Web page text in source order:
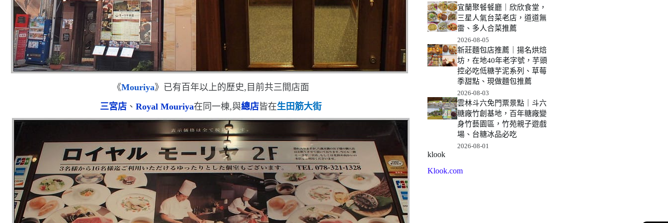
《Mouriya》已有百年以上的歷史,目前共三間店面
三宮店 、Royal Mouriya在同一棟,與總店皆在生田筋大街
宜蘭聚餐餐廳｜欣欣食堂，
三星人氣台菜老店，道道無
雷、多人合菜推薦
2026-08-05
新莊麵包店推薦｜揚名烘焙
坊，在地40年老字號，芋頭
控必吃低糖芋泥系列、草莓
季甜點、現做麵包推薦
2026-08-03
雲林斗六免門票景點｜斗六
糖廠竹創基地，百年糖廠變
身竹藝園區，竹苑親子遊戲
場、台糖冰品必吃
2026-08-01
klook
Klook.com